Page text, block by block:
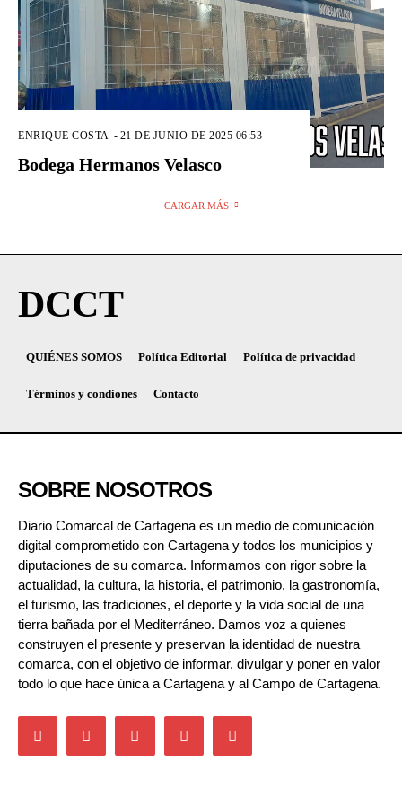
ENRIQUE COSTA - 21 DE JUNIO DE 2025 06:53
Bodega Hermanos Velasco
CARGAR MÁS
DCCT
QUIÉNES SOMOS Política Editorial Política de privacidad
Términos y condiones Contacto
SOBRE NOSOTROS
Diario Comarcal de Cartagena es un medio de comunicación
digital comprometido con Cartagena y todos los municipios y
diputaciones de su comarca. Informamos con rigor sobre la
actualidad, la cultura, la historia, el patrimonio, la gastronomía,
el turismo, las tradiciones, el deporte y la vida social de una
tierra bañada por el Mediterráneo. Damos voz a quienes
construyen el presente y preservan la identidad de nuestra
comarca, con el objetivo de informar, divulgar y poner en valor
todo lo que hace única a Cartagena y al Campo de Cartagena.